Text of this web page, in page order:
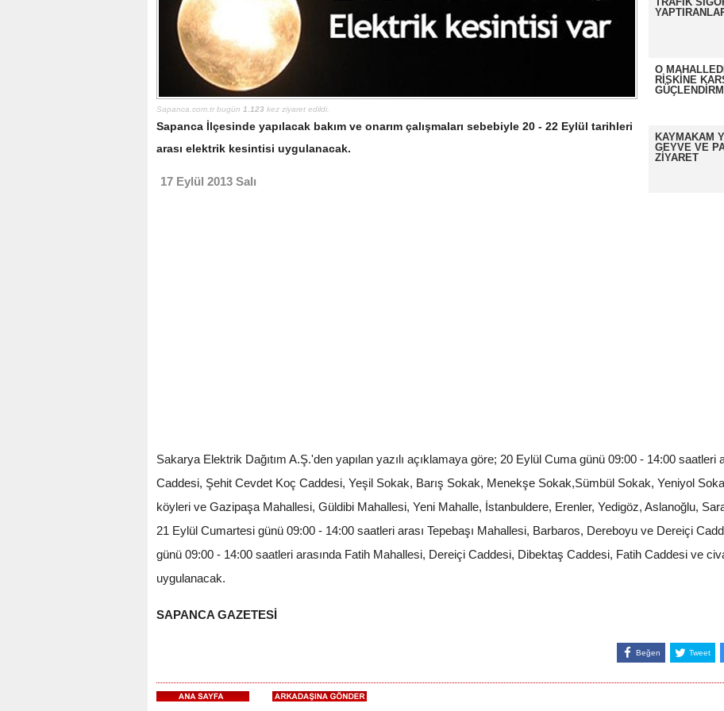
O
RİSKİNE
KAYMAKAM
GEYVE VE
ZİYARET
Sapanca.com.tr bugün 1.123kez ziyaret edildi.
Sapanca İlçesinde yapılacak bakım ve onarım çalışmaları sebebiyle 20 - 22 Eylül tarihleri
arası elektrik kesintisi uygulanacak.
17 Eylül 2013 Salı
Sakarya Elektrik Dağıtım A.Ş.'den yapılan yazılı açıklamaya göre; 20 Eylül Cuma günü 09:00 - 14:00 saatleri
Caddesi, Şehit Cevdet Koç Caddesi, Yeşil Sokak, Barış Sokak, Menekşe Sokak,Sümbül Sokak, Yeniyol
köyleri ve Gazipaşa Mahallesi, Güldibi Mahallesi, Yeni Mahalle, İstanbuldere, Erenler, Yedigöz, Aslanoğlu,
21 Eylül Cumartesi günü 09:00 - 14:00 saatleri arası Tepebaşı Mahallesi, Barbaros, Dereboyu ve Dereiçi
günü 09:00 - 14:00 saatleri arasında Fatih Mahallesi, Dereiçi Caddesi, Dibektaş Caddesi, Fatih Caddesi ve
uygulanacak.
SAPANCA GAZETESİ
Beğen Tweet